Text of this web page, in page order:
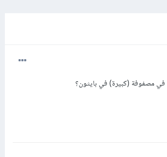
في مصفوفة (كبيرة) في بايثون؟